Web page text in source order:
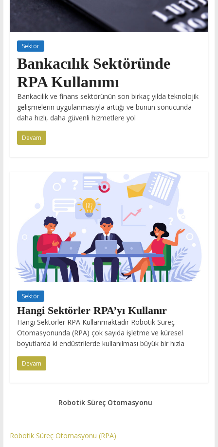
Sektör
Bankacılık Sektöründe
RPA Kullanımı
Bankacılık ve finans sektörünün son birkaç yılda teknolojik
gelişmelerin uygulanmasıyla arttığı ve bunun sonucunda
daha hızlı, daha güvenli hizmetlere yol
Devam
Sektör
Hangi Sektörler RPA’yı Kullanır
Hangi Sektörler RPA Kullanmaktadır Robotik Süreç
Otomasyonunda (RPA) çok sayıda işletme ve küresel
boyutlarda ki endüstrilerde kullanılması büyük bir hızla
Devam
Robotik Süreç Otomasyonu
Robotik Süreç Otomasyonu (RPA)